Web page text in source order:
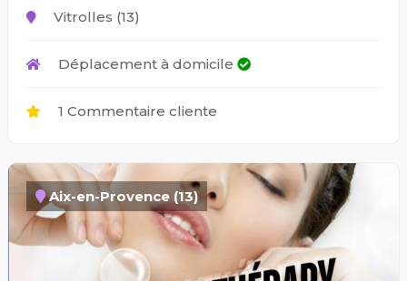
Vitrolles (13)
Déplacement à domicile
1 Commentaire cliente
Aix-en-Provence (13)